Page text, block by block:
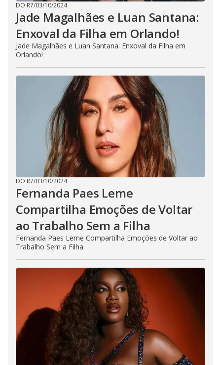
DO R7/03/10/2024
Jade Magalhães e Luan Santana:
Enxoval da Filha em Orlando!
Jade Magalhães e Luan Santana: Enxoval da Filha em
Orlando!
DO R7/03/10/2024
Fernanda Paes Leme
Compartilha Emoções de Voltar
ao Trabalho Sem a Filha
Fernanda Paes Leme Compartilha Emoções de Voltar ao
Trabalho Sem a Filha